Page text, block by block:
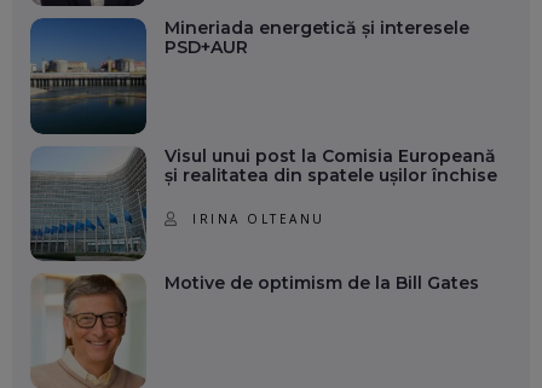
Mineriada energetică și interesele
PSD+AUR
Visul unui post la Comisia Europeană
și realitatea din spatele ușilor închise
IRINA OLTEANU
Motive de optimism de la Bill Gates